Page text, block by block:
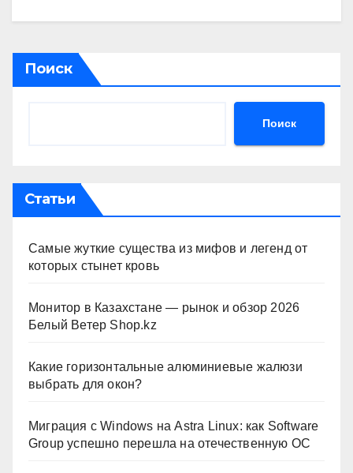
Поиск
Поиск
Статьи
Самые жуткие существа из мифов и легенд от
которых стынет кровь
Монитор в Казахстане — рынок и обзор 2026
Белый Ветер Shop.kz
Какие горизонтальные алюминиевые жалюзи
выбрать для окон?
Миграция с Windows на Astra Linux: как Software
Group успешно перешла на отечественную ОС